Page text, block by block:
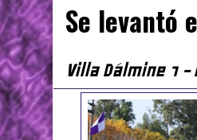
Se levantó
Villa Dálmine 1